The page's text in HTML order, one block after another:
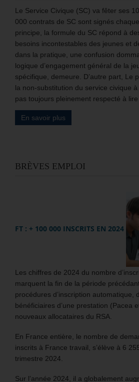
Le Service Civique (SC) va fêter ses
000 contrats de SC sont signés
principe, la formule du SC répond à
besoins incontestables des jeunes et
dans la pratique, une confusion
logique d’engagement général de la
spécifique, demeure. D’autre part, Le
la non-substitution du service civique à
pas toujours pleinement respecté à
En savoir plus
BRÈVES EMPLOI
FT : + 100 000 INSCRITS EN 2024
Les chiffres de 2024 du nombre
marquent la fin de la période
procédures d’inscription automatique,
bénéficiaires d’une prestation (Pacea
nouveaux allocataires du RSA.
En France entière, le nombre de
inscrits à France travail, s’élève à 6
trimestre 2024.
Sur l’année 2024, il a globalement